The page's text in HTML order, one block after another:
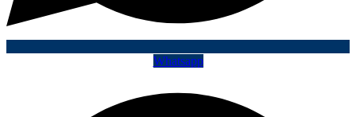
Whatsapp